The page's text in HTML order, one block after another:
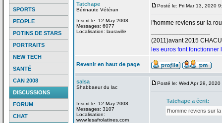
SPORTS
PEOPLE
POTINS DE STARS
PORTRAITS
NEW TECH
SANTÉ
CAN 2008
DISCUSSIONS
FORUM
CHAT
Tatchape
Bérinaute Vétéran
Inscrit le: 12 May 2008
Messages: 6077
Localisation: lauraville
Posté le: Fri Mar 13, 2020
l'homme reviens sur la
(2011)avant 2015
les euros font fonctionner
Revenir en haut de page
salsa
Shabbaeur du lac
Inscrit le: 12 May 2008
Messages: 3107
Localisation:
www.lesafrolatines.com
Posté le: Wed Apr 29, 2020
Tatchape a écrit:
l'homme reviens sur la